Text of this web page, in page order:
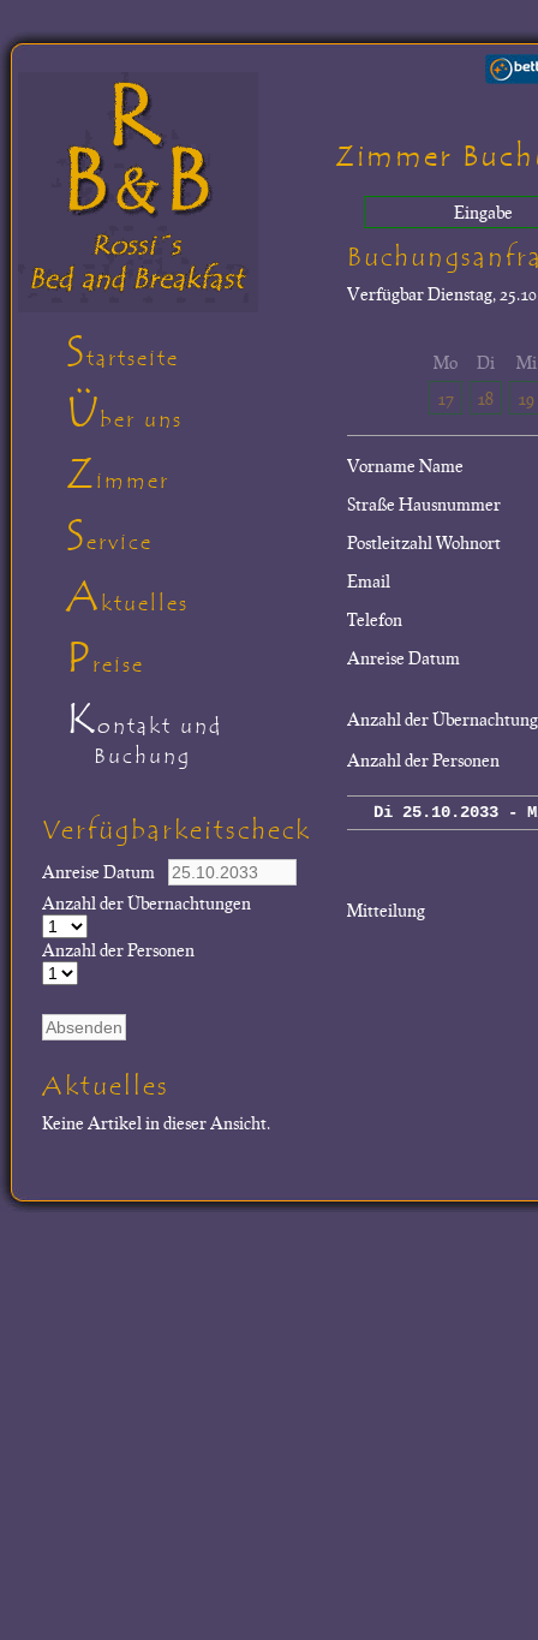
Zimmer
Eingabe
VerfügbarDienstag,
Mo
17
Di
18
Mi
19
Vorname Name
Straße Hausnummer
Postleitzahl Wohnort
Email
Telefon
Anreise Datum
Anzahl der
Anzahl der Personen
Di 25.10.2033 -
Mitteilung
Startseite
Über uns
Zimmer
Service
Aktuelles
Preise
Kontakt und
Buchung
Verfügbarkeitscheck
Anreise Datum
Anzahl der Übernachtungen
Anzahl der Personen
Aktuelles
Keine Artikel in dieser Ansicht.